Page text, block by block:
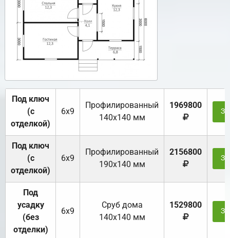
Под ключ
(с
отделкой)
6х9
Профилированный
140х140 мм
1969800
Под ключ
(с
отделкой)
6х9
Профилированный
190х140 мм
2156800
Под
усадку
(без
отделки)
6х9
Cруб дома
140х140 мм
1529800